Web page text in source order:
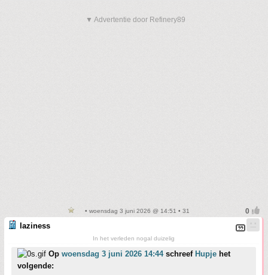
▼ Advertentie door Refinery89
• woensdag 3 juni 2026 @ 14:51 • 31
laziness
In het verleden nogal duizelig
Op woensdag 3 juni 2026 14:44schreef Hupje het
volgende: